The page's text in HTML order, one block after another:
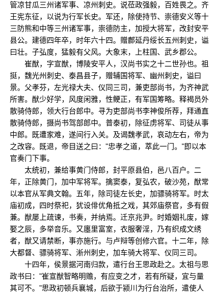
管凉甘瓜三州诸军事、凉州刺史。说莅政强毅，百姓畏之。齐
王宪东征，以说为行军长史。军还，除使持节、崇德安义等十
三防熊和中等三州诸军事，崇德防主，加授大将军，改封安平
县公。建德四年卒，时年六十四。赠鄜延丹绥长五州刺史，谥
曰壮。子弘度，猛毅有父风。大象末，上柱国、武乡郡公。
崔猷，字宣猷，博陵安平人，汉尚书实之十二世孙也。祖
挺，魏光州刺史、泰昌县子，赠辅国将军、幽州刺史，谥曰
景。父孝芬，左光禄大夫、仪同三司，兼吏部尚书，为齐神武
所害。猷少好学，风度闲雅，性鲠正，有军国筹略。释褐员外
散骑侍郎，领大行台郎中。寻为吏部尚书李神俊所荐，拜通直
散骑侍郎，摄尚书驾部郎中。普泰初，除征虏将军、司徒从事
中郎。既遭家难，遂间行入关。及谒魏孝武，哀动左右，帝为
之改容。既退，帝目送之曰："忠孝之道，萃此一门。"即以本
官奏门下事。
太统初，兼给事黄门侍郎，封平原县伯，邑八百户。二
年，正除黄门，加中军将军。擒窦泰，复弘农，破沙苑，猷常
以本官从军典文翰。五年，除司徒左长史，加骠骑将军。时太
庙初成，四时祭祀，犹设俳优角抵之戏，其郊庙祭官，多有假
兼。猷屡上疏谏，书奏，并纳焉。迁京兆尹。时婚姻礼废，嫁
娶之辰，多举音乐。又廛里富室，衣服奢淫，乃有织成文绣
者，猷又请禁断，事亦施行。与卢辩等创修六官。十二年，除
大都督、骠骑将军、淅州刺史，加车骑大将军、仪同三司。
十四年，侯景据河南归款，遣行台王思政赴之。太祖与思
政书曰："崔宣猷智略明赡，有应变之才，若有所疑，宜与量
其可不。"思政初顿兵襄城，后欲于颍川为行台治所，遣使人